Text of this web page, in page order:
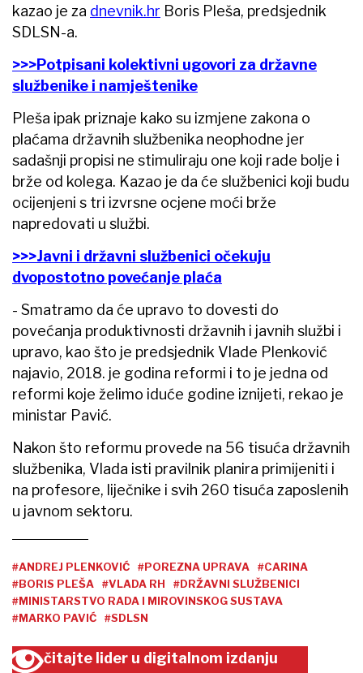
kazao je za dnevnik.hr Boris Pleša, predsjednik
SDLSN-a.
>>>Potpisani kolektivni ugovori za državne
službenike i namještenike
Pleša ipak priznaje kako su izmjene zakona o
plaćama državnih službenika neophodne jer
sadašnji propisi ne stimuliraju one koji rade bolje i
brže od kolega. Kazao je da će službenici koji budu
ocijenjeni s tri izvrsne ocjene moći brže
napredovati u službi.
>>>Javni i državni službenici očekuju
dvopostotno povećanje plaća
- Smatramo da će upravo to dovesti do
povećanja produktivnosti državnih i javnih službi i
upravo, kao što je predsjednik Vlade Plenković
najavio, 2018. je godina reformi i to je jedna od
reformi koje želimo iduće godine iznijeti, rekao je
ministar Pavić.
Nakon što reformu provede na 56 tisuća državnih
službenika, Vlada isti pravilnik planira primijeniti i
na profesore, liječnike i svih 260 tisuća zaposlenih
u javnom sektoru.
#ANDREJ PLENKOVIĆ #POREZNA UPRAVA
#CARINA
#BORIS PLEŠA
#VLADA RH
#DRŽAVNI SLUŽBENICI
#MINISTARSTVO RADA I MIROVINSKOG SUSTAVA
#MARKO PAVIĆ
#SDLSN
čitajte lider u digitalnom izdanju